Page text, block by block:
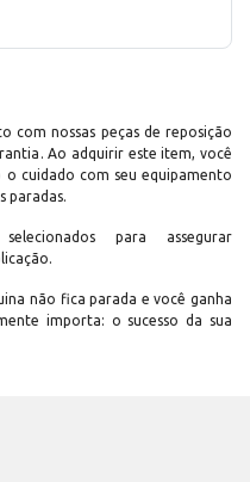
com nossas peças de reposição
Ao adquirir este item, você
cuidado com seu equipamento
paradas.
para assegurar
não fica parada e você ganha
importa: o sucesso da sua